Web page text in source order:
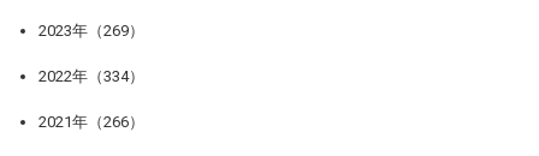
2023年（269）
2022年（334）
2021年（266）